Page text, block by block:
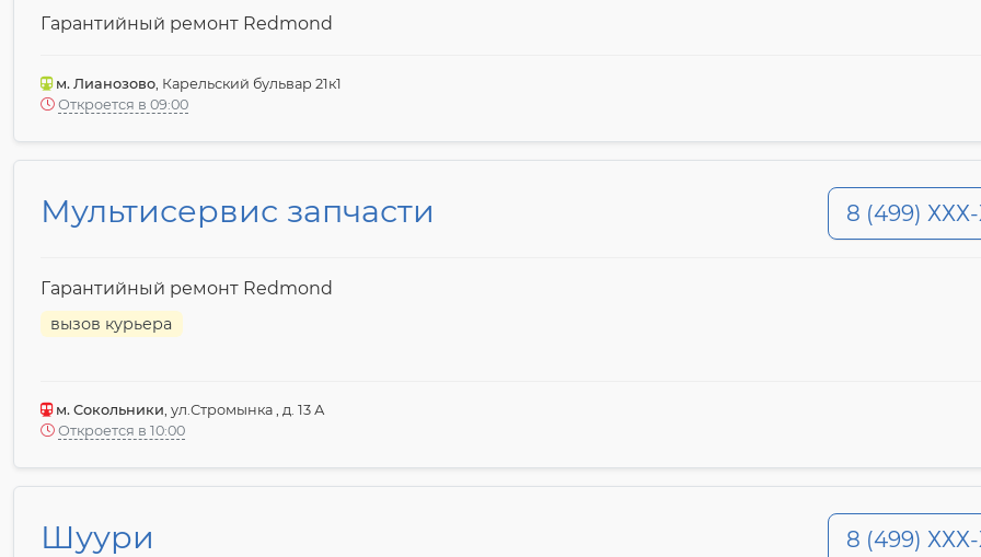
Гарантийный ремонт Redmond
м. Лианозово , Карельский бульвар 21к1
Откроется в 09:00
Мультисервис запчасти 8 (499) ХХХ-
Гарантийный ремонт Redmond
вызов курьера
м. Сокольники , ул.Стромынка , д. 13 А
Откроется в 10:00
Шуури 8 (499) ХХХ-